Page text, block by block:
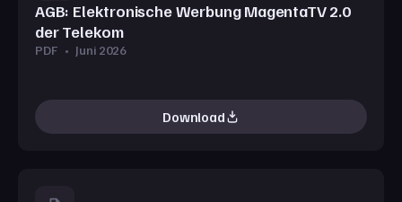
AGB: Elektronische Werbung MagentaTV 2.0
der Telekom
PDF • Juni 2026
Download